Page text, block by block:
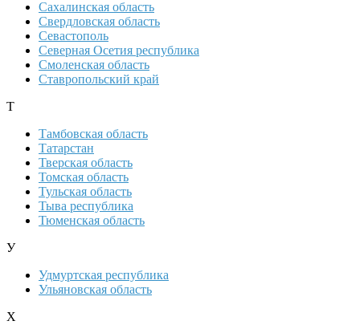
Сахалинская область
Свердловская область
Севастополь
Северная Осетия республика
Смоленская область
Ставропольский край
Т
Тамбовская область
Татарстан
Тверская область
Томская область
Тульская область
Тыва республика
Тюменская область
У
Удмуртская республика
Ульяновская область
Х